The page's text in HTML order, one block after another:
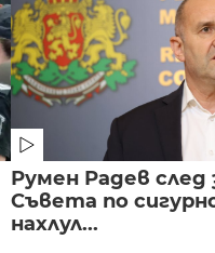
Румен Радев след
Съвета по
нахлул...